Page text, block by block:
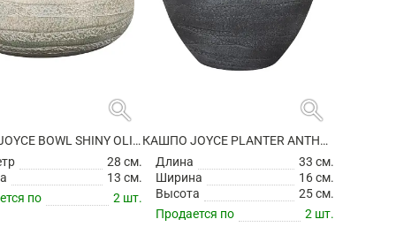
search
КАШПО JOYCE BOWL SHINY OLIVE
28 см.
13 см.
по
2 шт.
search
КАШПО JOYCE PLANTER ANTHRACITE
Длина
33 см.
Ширина
16 см.
Высота
25 см.
Продается по
2 шт.